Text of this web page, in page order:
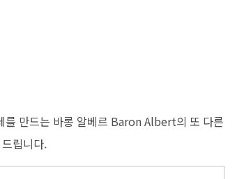
를 만드는 바롱 알베르 Baron Albert의 또 다른
립니다.